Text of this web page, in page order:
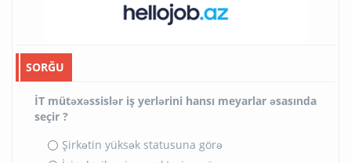
SORĞU
İT mütəxəssislər iş yerlərini hansı meyarlar əsasında
seçir ?
Şirkətin yüksək statusuna görə